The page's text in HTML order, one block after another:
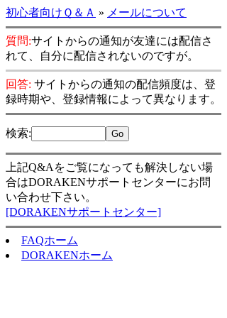
初心者向けＱ＆Ａ » メールについて
質問:サイトからの通知が友達には配信さ
れて、自分に配信されないのですが。
回答: サイトからの通知の配信頻度は、登
録時期や、登録情報によって異なります。
検索:
上記Q&Aをご覧になっても解決しない場
合はDORAKENサポートセンターにお問
い合わせ下さい。
[DORAKENサポートセンター]
FAQホーム
DORAKENホーム